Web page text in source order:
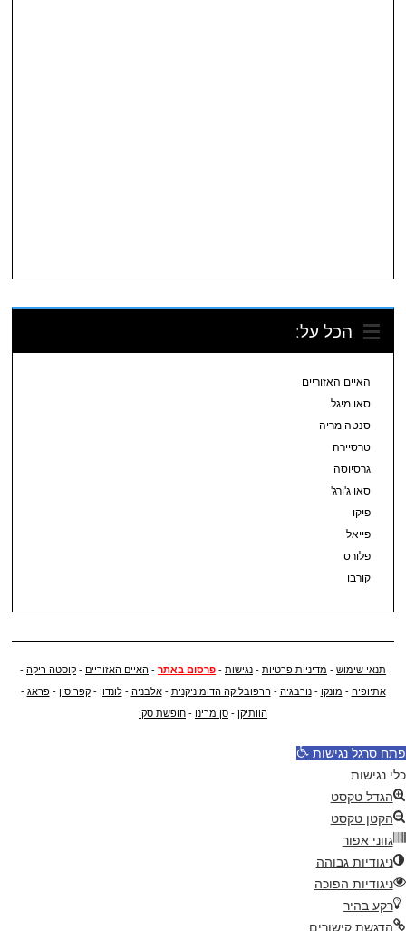
הכל על:
האיים האזוריים
סאו מיגל
סנטה מריה
טרסיירה
גרסיוסה
סאו ג'ורג'
פיקו
פייאל
פלורס
קורבו
תנאי שימוש - מדיניות פרטיות - נגישות - פרסום באתר - האיים האזוריים - קוסטה ריקה -
אתיופיה - מונקו -נורבגיה -הרפובליקה הדומיניקנית -אלבניה -לונדון -קפריסין -פראג -
הוותיקן - סן מרינו - חופשת סקי
פתח סרגל נגישות
כלי נגישות
הגדל טקסט
הקטן טקסט
גווני אפור
ניגודיות גבוהה
ניגודיות הפוכה
רקע בהיר
הדגשת קישורים